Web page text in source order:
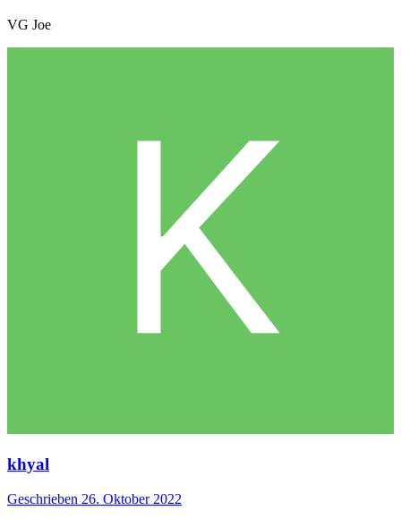
VG Joe
khyal
Geschrieben 26. Oktober 2022